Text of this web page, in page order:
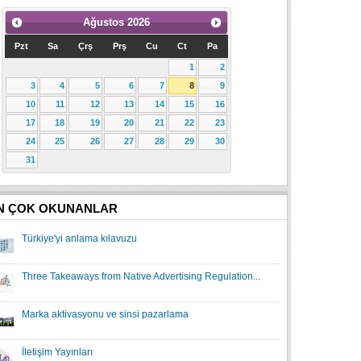
Ağustos 2026
Pzt Sa Çrş Prş Cu Ct Pa
1
2
3
4 5 6 7 8
9
10
11 12 13 14 15
16
17
18 19 20 21 22
23
24
25 26 27 28 29
30
31
ÇOK OKUNANLAR
Türkiye'yi anlama kılavuzu
Three Takeaways from Native Advertising Regulation...
Marka aktivasyonu ve sinsi pazarlama
İletişim Yayınları